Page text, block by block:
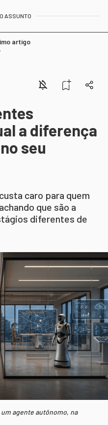
ASSUNTO
artigo
a diferença
seu
caro para quem
que são a
diferentes de
agente autônomo, na